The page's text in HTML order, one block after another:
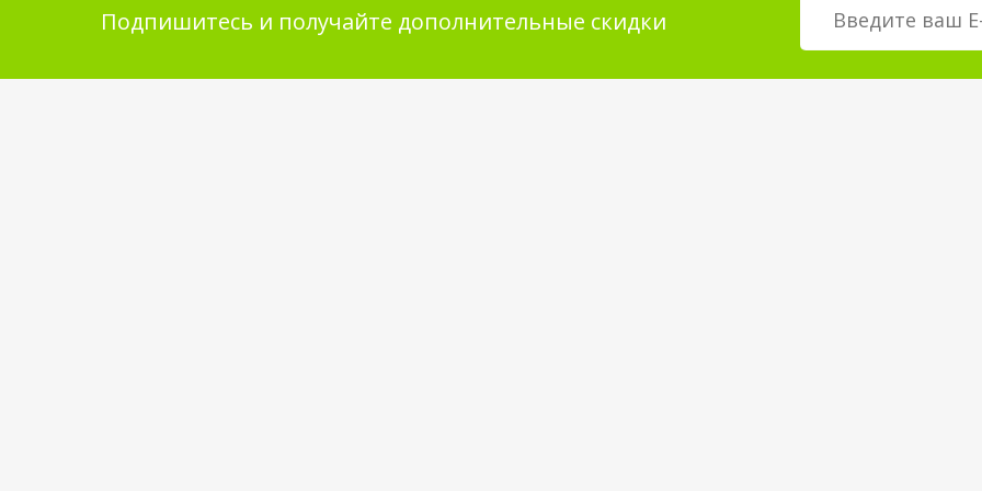
Подпишитесь и получайте дополнительные скидки